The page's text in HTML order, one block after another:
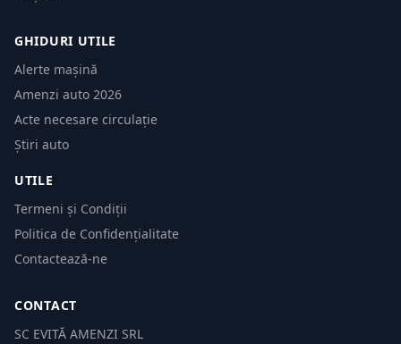
GHIDURI UTILE
Alerte mașină
Amenzi auto 2026
Acte necesare circulație
Știri auto
UTILE
Termeni și Condiții
Politica de Confidențialitate
Contactează-ne
CONTACT
SC EVITĂ AMENZI SRL